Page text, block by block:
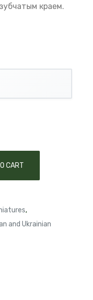
краем.
CART
and Ukrainian